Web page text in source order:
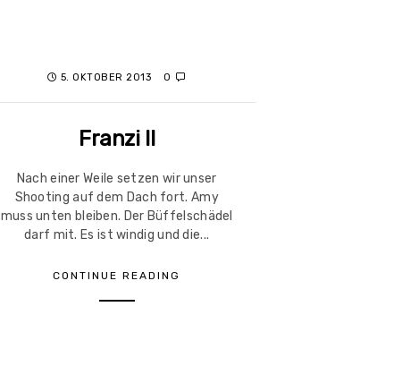
5. OKTOBER 2013 0
Franzi II
Nach einer Weile setzen wir unser
Shooting auf dem Dach fort. Amy
muss unten bleiben. Der Büffelschädel
darf mit. Es ist windig und die...
CONTINUE READING